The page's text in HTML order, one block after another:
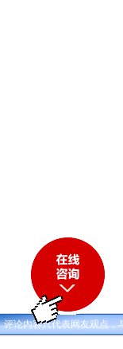
评论内容只代表网友观点，